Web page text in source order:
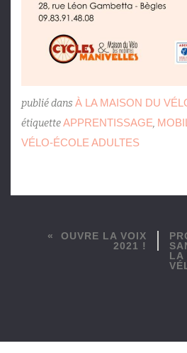
publié dans À LA MAISON DU
étiquetteAPPRENTISSAGE,
VÉLO-ÉCOLE ADULTES
OUVRE LA VOIX
2021 !
LA